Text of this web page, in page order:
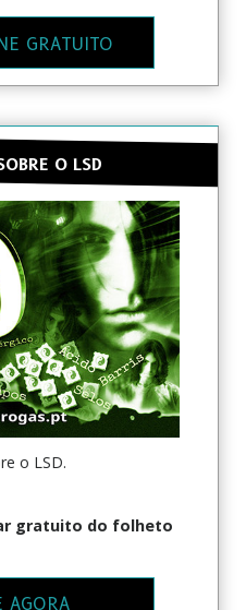
GRATUITO
O LSD
o LSD.
gratuito do folheto
AGORA